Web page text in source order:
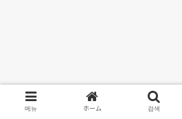
메뉴 ホーム 검색